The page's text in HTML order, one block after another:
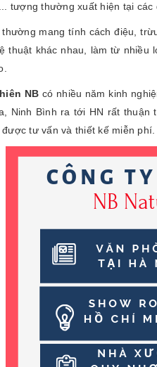
tượng thường xuất hiện tại
mang tính cách điệu,
thuật khác nhau, làm từ
NB có nhiều năm kinh
Ninh Bình ra tới HN rất
được tư vấn và thiết kế miễn phí.